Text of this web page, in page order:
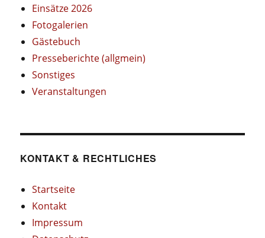
Einsätze 2026
Fotogalerien
Gästebuch
Presseberichte (allgmein)
Sonstiges
Veranstaltungen
KONTAKT & RECHTLICHES
Startseite
Kontakt
Impressum